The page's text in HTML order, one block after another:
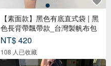
【素面款】黑色有底直式袋 | 黑
色長背帶飄帶款_台灣製帆布包
NT$ 420
108 人已收藏